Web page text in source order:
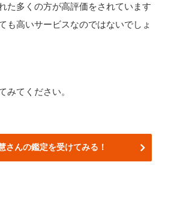
た多くの方が高評価をされています
も高いサービスなのではないでしょ
みてください。
さんの鑑定を受けてみる！